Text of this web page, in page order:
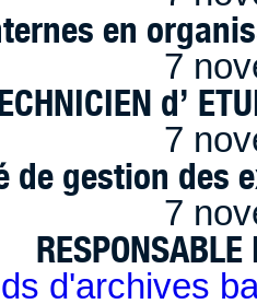
en
7
d’
7
de gestion des
7